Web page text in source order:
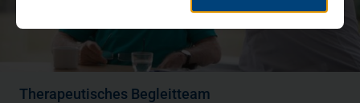
Therapeutisches Begleitteam